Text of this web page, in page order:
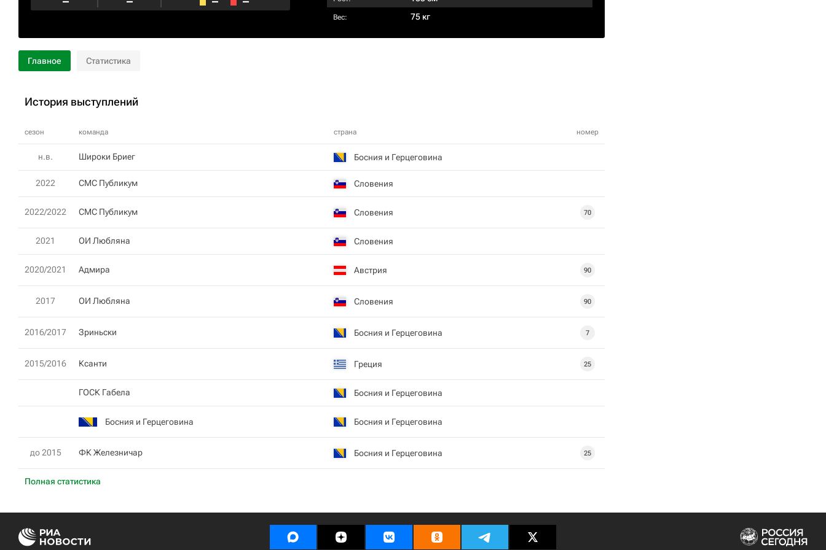
Вес: 75 кг
Главное Статистика
История выступлений
сезон команда страна номер
Полная статистика
н.в. Широки Бриег Босния и Герцеговина
2022 СМС Публикум Словения
2022/2022 СМС Публикум Словения 70
2021 ОИ Любляна Словения
2020/2021 Адмира Австрия 90
2017 ОИ Любляна Словения 90
2016/2017 Зриньски Босния и Герцеговина 7
2015/2016 Ксанти Греция 25
ГОСК Габела Босния и Герцеговина
Босния и Герцеговина Босния и Герцеговина
до 2015 ФК Железничар Босния и Герцеговина 25